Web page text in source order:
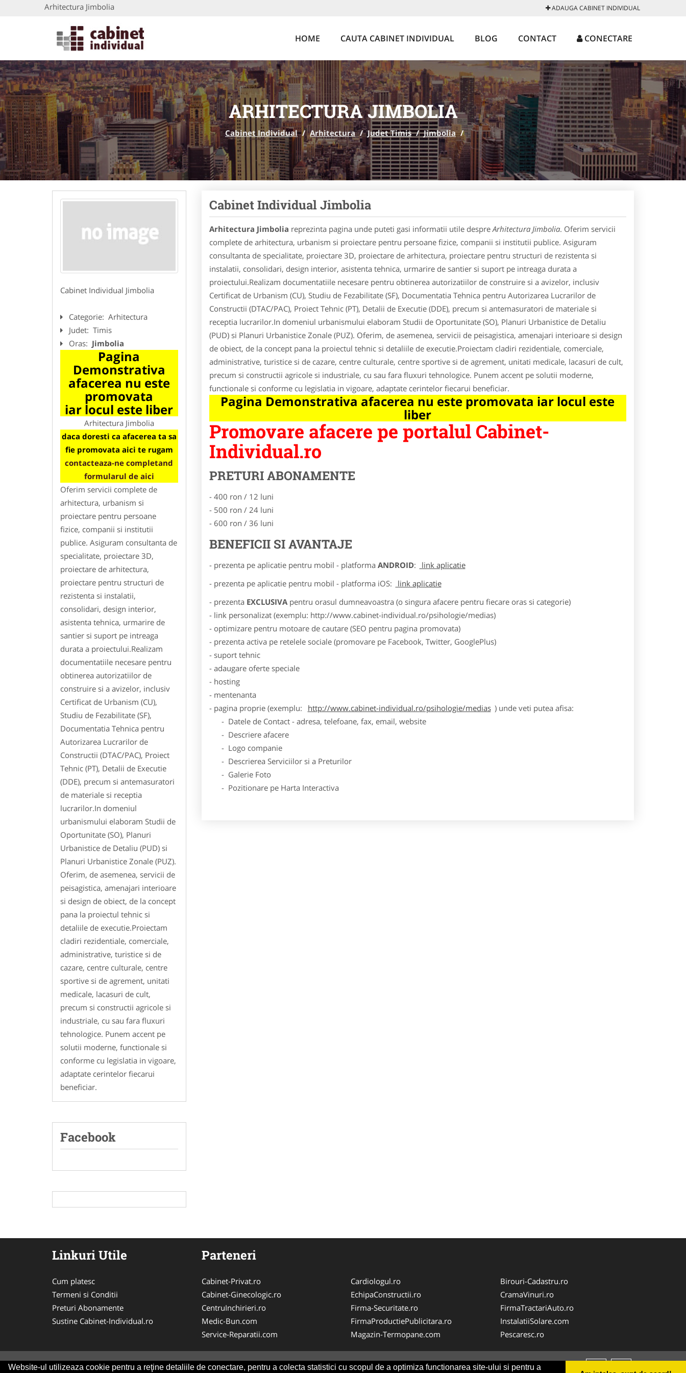
Website-ul utilizeaza cookie pentru a reţine detaliile de conectare, pentru a colecta statistici cu scopul de a optimiza functionarea site-ului si pentru a
Arhitectura Jimbolia ADAUGA CABINET INDIVIDUAL
HOME CAUTA CABINET INDIVIDUAL BLOG CONTACT CONECTARE
ARHITECTURA JIMBOLIA
Cabinet Individual / Arhitectura / Judet Timis / Jimbolia /
Cabinet Individual Jimbolia
Categorie: Arhitectura
Judet: Timis
Oras: Jimbolia
Pagina
Demonstrativa
afacerea nu este
promovata
iar locul este liber
Arhitectura Jimbolia
daca doresti ca afacerea ta sa
fie promovata aici te rugam
contacteaza-ne completand
formularul de aici
Oferim servicii complete de
arhitectura, urbanism si
proiectare pentru persoane
fizice, companii si institutii
publice. Asiguram consultanta de
specialitate, proiectare 3D,
proiectare de arhitectura,
proiectare pentru structuri de
rezistenta si instalatii,
consolidari, design interior,
asistenta tehnica, urmarire de
santier si suport pe intreaga
durata a proiectului.Realizam
documentatiile necesare pentru
obtinerea autorizatiilor de
construire si a avizelor, inclusiv
Certificat de Urbanism (CU),
Studiu de Fezabilitate (SF),
Documentatia Tehnica pentru
Autorizarea Lucrarilor de
Constructii (DTAC/PAC), Proiect
Tehnic (PT), Detalii de Executie
(DDE), precum si antemasuratori
de materiale si receptia
lucrarilor.In domeniul
urbanismului elaboram Studii de
Oportunitate (SO), Planuri
Urbanistice de Detaliu (PUD) si
Planuri Urbanistice Zonale (PUZ).
Oferim, de asemenea, servicii de
peisagistica, amenajari interioare
si design de obiect, de la concept
pana la proiectul tehnic si
detaliile de executie.Proiectam
cladiri rezidentiale, comerciale,
administrative, turistice si de
cazare, centre culturale, centre
sportive si de agrement, unitati
medicale, lacasuri de cult,
precum si constructii agricole si
industriale, cu sau fara fluxuri
tehnologice. Punem accent pe
solutii moderne, functionale si
conforme cu legislatia in vigoare,
adaptate cerintelor fiecarui
beneficiar.
Facebook
Cabinet Individual Jimbolia
Arhitectura Jimbolia reprezinta pagina unde puteti gasi informatii utile despreArhitectura Jimbolia. Oferim servicii
complete de arhitectura, urbanism si proiectare pentru persoane fizice, companii si institutii publice. Asiguram
consultanta de specialitate, proiectare 3D, proiectare de arhitectura, proiectare pentru structuri de rezistenta si
instalatii, consolidari, design interior, asistenta tehnica, urmarire de santier si suport pe intreaga durata a
proiectului.Realizam documentatiile necesare pentru obtinerea autorizatiilor de construire si a avizelor, inclusiv
Certificat de Urbanism (CU), Studiu de Fezabilitate (SF), Documentatia Tehnica pentru Autorizarea Lucrarilor de
Constructii (DTAC/PAC), Proiect Tehnic (PT), Detalii de Executie (DDE), precum si antemasuratori de materiale si
receptia lucrarilor.In domeniul urbanismului elaboram Studii de Oportunitate (SO), Planuri Urbanistice de Detaliu
(PUD) si Planuri Urbanistice Zonale (PUZ). Oferim, de asemenea, servicii de peisagistica, amenajari interioare si design
de obiect, de la concept pana la proiectul tehnic si detaliile de executie.Proiectam cladiri rezidentiale, comerciale,
administrative, turistice si de cazare, centre culturale, centre sportive si de agrement, unitati medicale, lacasuri de cult,
precum si constructii agricole si industriale, cu sau fara fluxuri tehnologice. Punem accent pe solutii moderne,
functionale si conforme cu legislatia in vigoare, adaptate cerintelor fiecarui beneficiar.
Pagina Demonstrativa afacerea nu este promovata iar locul este
liber
Promovare afacere pe portalul Cabinet-
Individual.ro
PRETURI ABONAMENTE
- 400 ron / 12 luni
- 500 ron / 24 luni
- 600 ron / 36 luni
BENEFICII SI AVANTAJE
- prezenta pe aplicatie pentru mobil - platforma ANDROID:
link aplicatie
- prezenta pe aplicatie pentru mobil - platforma iOS:
link aplicatie
- prezenta EXCLUSIVApentru orasul dumneavoastra (o singura afacere pentru fiecare oras si categorie)
- link personalizat (exemplu: http://www.cabinet-individual.ro/psihologie/medias)
- optimizare pentru motoare de cautare (SEO pentru pagina promovata)
- prezenta activa pe retelele sociale (promovare pe Facebook, Twitter, GooglePlus)
- suport tehnic
- adaugare oferte speciale
- hosting
- mentenanta
- pagina proprie (exemplu:
http://www.cabinet-individual.ro/psihologie/medias ) unde veti putea afisa:
- Datele de Contact - adresa, telefoane, fax, email, website
- Descriere afacere
- Logo companie
- Descrierea Serviciilor si a Preturilor
- Galerie Foto
- Pozitionare pe Harta Interactiva
Linkuri Utile
Cum platesc
Termeni si Conditii
Preturi Abonamente
Sustine Cabinet-Individual.ro
Parteneri
Cabinet-Privat.ro
Cabinet-Ginecologic.ro
CentruInchirieri.ro
Medic-Bun.com
Service-Reparatii.com
Cardiologul.ro
EchipaConstructii.ro
Firma-Securitate.ro
FirmaProductiePublicitara.ro
Magazin-Termopane.com
Birouri-Cadastru.ro
CramaVinuri.ro
FirmaTractariAuto.ro
InstalatiiSolare.com
Pescaresc.ro
© 2014-2026 Powered byVilonMedia& Tokaido Consult-ANPC SOL